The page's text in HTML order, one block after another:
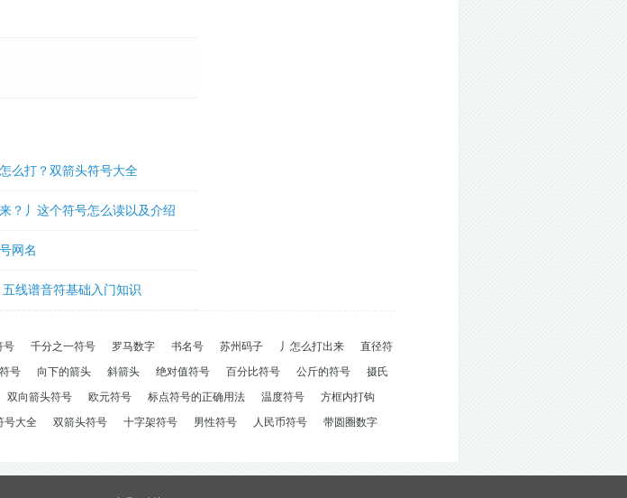
么打？双箭头符号大全
？丿这个符号怎么读以及介绍
网名
线谱音符基础入门知识
号 千分之一符号 罗马数字 书名号 苏州码子 丿怎么打出来
直径符
号 向下的箭头 斜箭头 绝对值符号 百分比符号 公斤的符号
摄氏
双向箭头符号 欧元符号 标点符号的正确用法 温度符号
方框内打钩
号大全 双箭头符号 十字架符号 男性符号 人民币符号 带圆圈数字